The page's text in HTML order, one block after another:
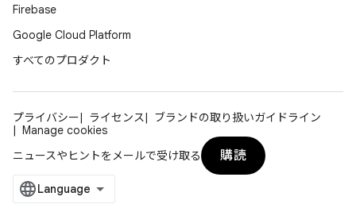
Firebase
Google Cloud Platform
すべてのプロダクト
プライバシー ライセンス
ブランドの取り扱いガイドライン
Manage cookies
ニュースやヒントをメールで受け取る
購読